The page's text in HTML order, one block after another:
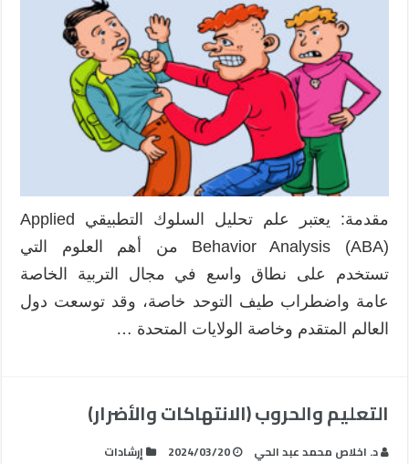
مقدمة: يعتبر علم تحليل السلوك التطبيقي Applied
Behavior Analysis (ABA) من أهم العلوم التي
تستخدم على نطاق واسع في مجال التربية الخاصة
عامة واضطراب طيف التوحد خاصة، وقد توسعت دول
العالم المتقدم وخاصة الولايات المتحدة …
التعليم والحروب (الانتهاكات والأضرار)
د. اخلاص محمد عبد الحي 2024/03/20
إرشادات